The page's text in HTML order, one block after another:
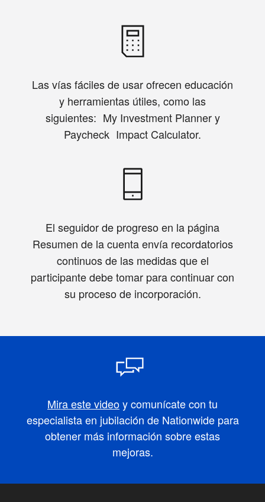
Las vías fáciles de usar ofrecen educación
y herramientas útiles, como las
siguientes: My Investment Planner y
Paycheck Impact Calculator.
El seguidor de progreso en la página
Resumen de la cuenta envía recordatorios
continuos de las medidas que el
participante debe tomar para continuar con
su proceso de incorporación.
Mira este videoy comunícate con tu
especialista en jubilación de Nationwide para
obtener más información sobre estas
mejoras.